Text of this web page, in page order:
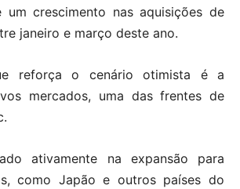
um crescimento nas aquisições de
janeiro e março deste ano.
reforça o cenário otimista é a
mercados, uma das frentes de
ativamente na expansão para
como Japão e outros países do